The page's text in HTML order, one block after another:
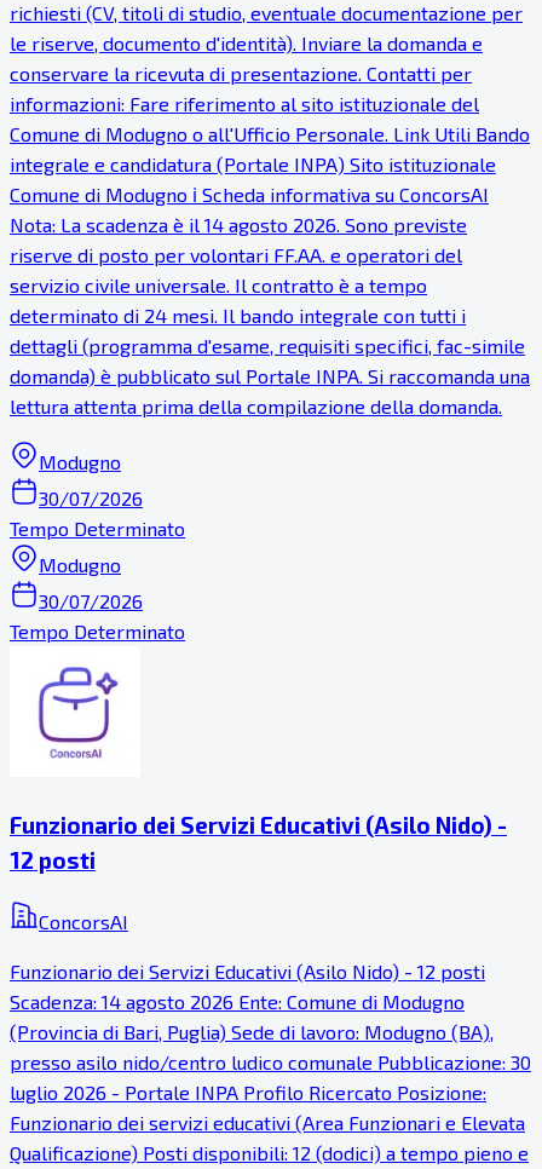
richiesti (CV, titoli di studio, eventuale documentazione per
le riserve, documento d'identità). Inviare la domanda e
conservare la ricevuta di presentazione. Contatti per
informazioni: Fare riferimento al sito istituzionale del
Comune di Modugno o all'Ufficio Personale. Link Utili Bando
integrale e candidatura (Portale INPA) Sito istituzionale
Comune di Modugno ℹ Scheda informativa su ConcorsAI
Nota: La scadenza è il 14 agosto 2026. Sono previste
riserve di posto per volontari FF.AA. e operatori del
servizio civile universale. Il contratto è a tempo
determinato di 24 mesi. Il bando integrale con tutti i
dettagli (programma d'esame, requisiti specifici, fac-simile
domanda) è pubblicato sul Portale INPA. Si raccomanda una
lettura attenta prima della compilazione della domanda.
Modugno
30/07/2026
Tempo Determinato
Modugno
30/07/2026
Tempo Determinato
Funzionario dei Servizi Educativi (Asilo Nido) -
12 posti
ConcorsAI
Funzionario dei Servizi Educativi (Asilo Nido) - 12 posti
Scadenza: 14 agosto 2026 Ente: Comune di Modugno
(Provincia di Bari, Puglia) Sede di lavoro: Modugno (BA),
presso asilo nido/centro ludico comunale Pubblicazione: 30
luglio 2026 - Portale INPA Profilo Ricercato Posizione:
Funzionario dei servizi educativi (Area Funzionari e Elevata
Qualificazione) Posti disponibili: 12 (dodici) a tempo pieno e